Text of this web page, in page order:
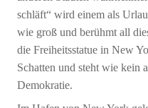
schläft“ wird einem als
wie groß und berühmt all
die Freiheitsstatue in New
Schatten und steht wie kein
Demokratie.